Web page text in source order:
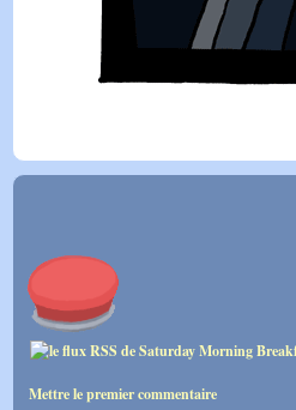
Mettre le premier commentaire